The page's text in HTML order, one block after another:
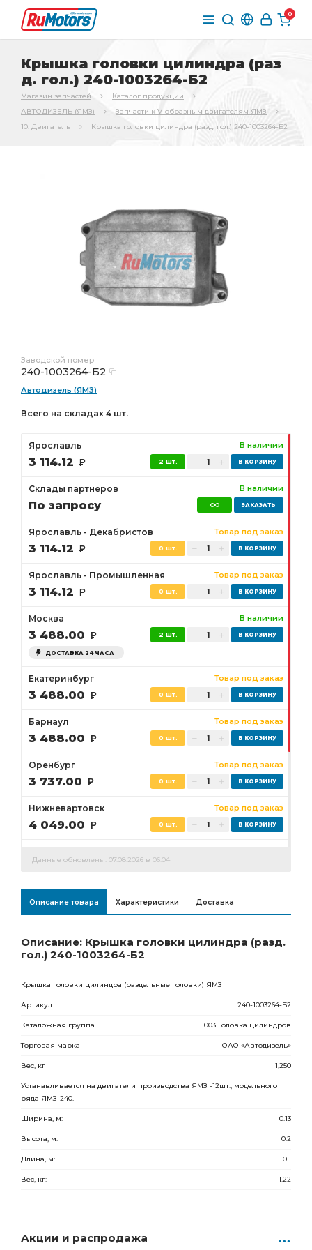
0
Крышка головки цилиндра (раз
д. гол.) 240-1003264-Б2
Магазин запчастей
Каталог продукции
АВТОДИЗЕЛЬ (ЯМЗ)
Запчасти к V-образным двигателям ЯМЗ
10. Двигатель
Крышка головки цилиндра (разд. гол.) 240-1003264-Б2
Заводской номер
240-1003264-Б2
Автодизель (ЯМЗ)
Всего на складах 4 шт.
Ярославль В наличии
3 114.12 Р 2 шт.
Склады партнеров В наличии
По запросу
Ярославль - Декабристов Товар под заказ
3 114.12 Р 0 шт.
Ярославль - Промышленная Товар под заказ
3 114.12 Р 0 шт.
Москва В наличии
3 488.00 Р 2 шт.
ДОСТАВКА 24 ЧАСА
Екатеринбург Товар под заказ
3 488.00 Р 0 шт.
Барнаул Товар под заказ
3 488.00 Р 0 шт.
Оренбург Товар под заказ
3 737.00 Р 0 шт.
Нижневартовск Товар под заказ
4 049.00 Р 0 шт.
Ростов-на-Дону Товар под заказ
3 488.00 Р
Данные обновлены: 07.08.2026 в 06:04
Описание товара Характеристики Доставка
Описание: Крышка головки цилиндра (разд.
гол.) 240-1003264-Б2
Крышка головки цилиндра (раздельные головки) ЯМЗ
Артикул 240-1003264-Б2
Каталожная группа 1003 Головка цилиндров
Торговая марка ОАО «Автодизель»
Вес, кг 1,250
Устанавливается на двигатели производства ЯМЗ -12шт., модельного
ряда ЯМЗ-240.
Ширина, м: 0.13
Высота, м: 0.2
Длина, м: 0.1
Вес, кг: 1.22
Акции и распродажа